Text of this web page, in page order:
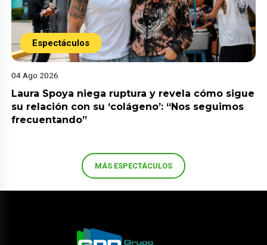
Espectáculos
04 Ago 2026
Laura Spoya niega ruptura y revela cómo sigue
su relación con su ‘colágeno’: “Nos seguimos
frecuentando”
MÁS ESPECTÁCULOS